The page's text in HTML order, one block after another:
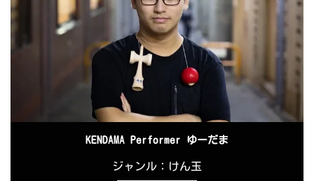
KENDAMA Performer ゆーだま
ジャンル：けん玉